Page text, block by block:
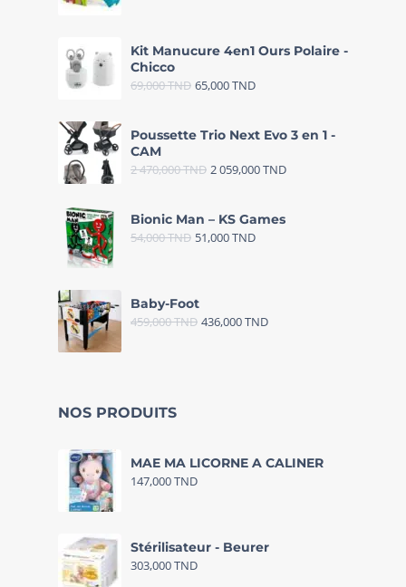
Kit Manucure 4en1 Ours Polaire -
Chicco
69,000TND 65,000TND
Poussette Trio Next Evo 3 en 1 -
CAM
2 470,000TND 2 059,000TND
Bionic Man – KS Games
54,000TND 51,000TND
Baby-Foot
459,000TND 436,000TND
NOS PRODUITS
MAE MA LICORNE A CALINER
147,000TND
Stérilisateur - Beurer
303,000TND